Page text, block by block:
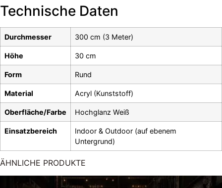
Technische Daten
Durchmesser 300 cm (3 Meter)
Höhe 30 cm
Form Rund
Material Acryl (Kunststoff)
Oberfläche/Farbe Hochglanz Weiß
Einsatzbereich
Indoor & Outdoor (auf ebenem
Untergrund)
ÄHNLICHE PRODUKTE